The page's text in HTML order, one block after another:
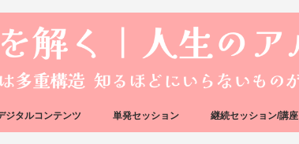
ジタルコンテンツ 単発セッション 継続セッション/講座